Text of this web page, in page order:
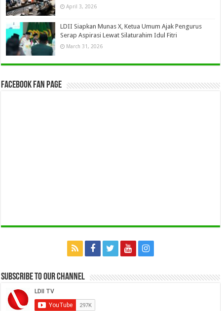
April 3, 2026
LDII Siapkan Munas X, Ketua Umum Ajak Pengurus
Serap Aspirasi Lewat Silaturahim Idul Fitri
March 31, 2026
Facebook Fan Page
Subscribe to our Channel